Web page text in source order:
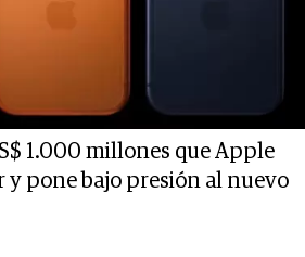
1.000 millones que Apple
y pone bajo presión al nuevo